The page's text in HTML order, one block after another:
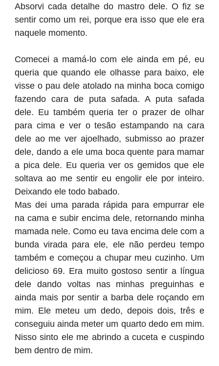
Absorvi cada detalhe do mastro dele. O fiz se
sentir como um rei, porque era isso que ele era
naquele momento.
Comecei a mamá-lo com ele ainda em pé, eu
queria que quando ele olhasse para baixo, ele
visse o pau dele atolado na minha boca comigo
fazendo cara de puta safada. A puta safada
dele. Eu também queria ter o prazer de olhar
para cima e ver o tesão estampando na cara
dele ao me ver ajoelhado, submisso ao prazer
dele, dando a ele uma boca quente para mamar
a pica dele. Eu queria ver os gemidos que ele
soltava ao me sentir eu engolir ele por inteiro.
Deixando ele todo babado.
Mas dei uma parada rápida para empurrar ele
na cama e subir encima dele, retornando minha
mamada nele. Como eu tava encima dele com a
bunda virada para ele, ele não perdeu tempo
também e começou a chupar meu cuzinho. Um
delicioso 69. Era muito gostoso sentir a língua
dele dando voltas nas minhas preguinhas e
ainda mais por sentir a barba dele roçando em
mim. Ele meteu um dedo, depois dois, três e
conseguiu ainda meter um quarto dedo em mim.
Nisso sinto ele me abrindo a cuceta e cuspindo
bem dentro de mim.